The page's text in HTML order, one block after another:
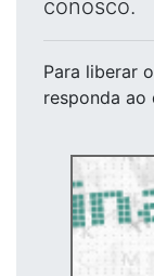
conosco.
Para liberar
responda ao